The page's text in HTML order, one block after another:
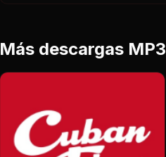
Más descargas MP3